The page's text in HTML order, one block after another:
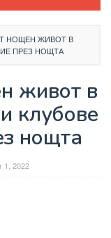
НОЩЕН ЖИВОТ В
ПРЕЗ НОЩТА
живот в
клубове
нощта
1, 2022